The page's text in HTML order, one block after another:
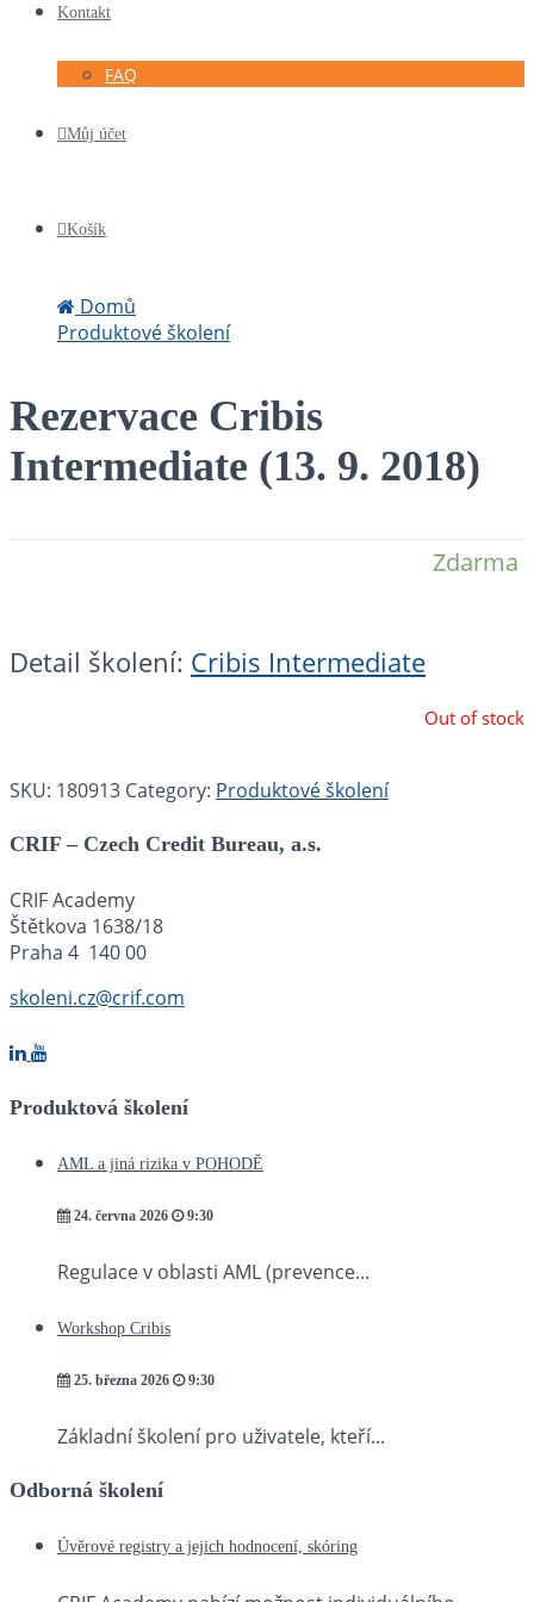
Kontakt
FAQ
Můj účet
Košík
Domů
Produktové školení
Rezervace Cribis
Intermediate (13. 9. 2018)
Zdarma
Detail školení: Cribis Intermediate
Out of stock
SKU: 180913 Category: Produktové školení
CRIF – Czech Credit Bureau, a.s.
CRIF Academy
Štětkova 1638/18
Praha 4 140 00
skoleni.cz@crif.com
Produktová školení
AML a jiná rizika v POHODĚ
24. června 2026 9:30
Regulace v oblasti AML (prevence...
Workshop Cribis
25. března 2026 9:30
Základní školení pro uživatele, kteří...
Odborná školení
Úvěrové registry a jejich hodnocení, skóring